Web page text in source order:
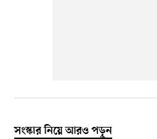
সংস্কার নিয়ে আরও পড়ুন